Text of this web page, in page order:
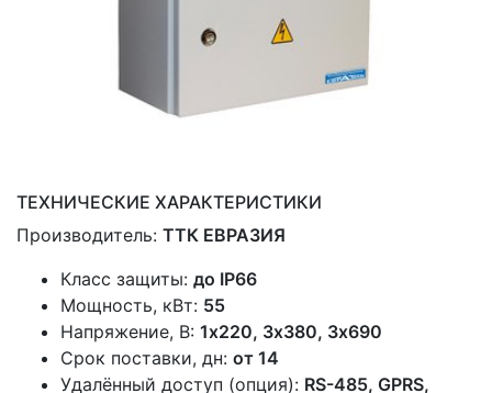
ТЕХНИЧЕСКИЕ ХАРАКТЕРИСТИКИ
Производитель: ТТК ЕВРАЗИЯ
Класс защиты: до IP66
Мощность, кВт: 55
Напряжение, В: 1x220, 3х380, 3х690
Срок поставки, дн: от 14
Удалённый доступ (опция): RS-485, GPRS,